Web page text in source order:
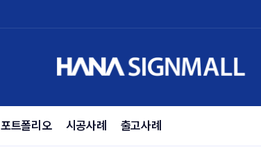
포트폴리오 시공사례 출고사례